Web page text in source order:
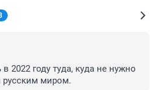
2022 году туда, куда не нужно
миром.